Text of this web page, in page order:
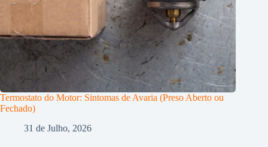
Termostato do Motor: Sintomas de Avaria (Preso Aberto ou
Fechado)
31 de Julho, 2026